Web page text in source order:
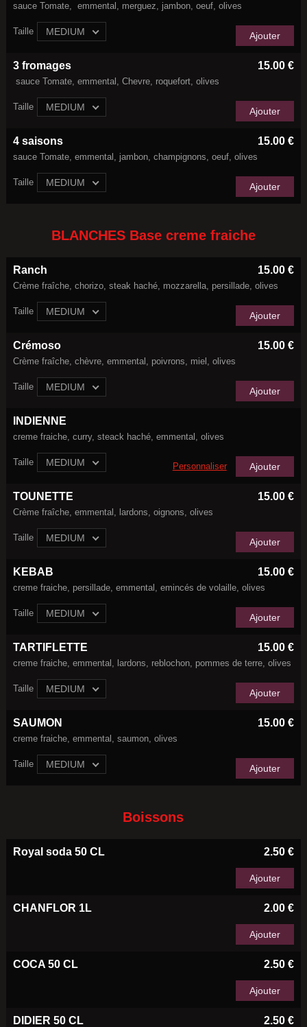
sauce Tomate, emmental, merguez, jambon, oeuf, olives
Taille MEDIUM Ajouter
15.00 €
3 fromages
sauce Tomate, emmental, Chevre, roquefort, olives
Taille MEDIUM Ajouter
15.00 €
4 saisons
sauce Tomate, emmental, jambon, champignons, oeuf, olives
Taille MEDIUM Ajouter
BLANCHES Base creme fraiche
15.00 €
Ranch
Crème fraîche, chorizo, steak haché, mozzarella, persillade, olives
Taille MEDIUM Ajouter
15.00 €
Crémoso
Crème fraîche, chèvre, emmental, poivrons, miel, olives
Taille MEDIUM Ajouter
INDIENNE
creme fraiche, curry, steack haché, emmental, olives
Taille MEDIUM Personnaliser Ajouter
15.00 €
TOUNETTE
Crème fraîche, emmental, lardons, oignons, olives
Taille MEDIUM Ajouter
15.00 €
KEBAB
creme fraiche, persillade, emmental, emincés de volaille, olives
Taille MEDIUM Ajouter
15.00 €
TARTIFLETTE
creme fraiche, emmental, lardons, reblochon, pommes de terre, olives
Taille MEDIUM Ajouter
15.00 €
SAUMON
creme fraiche, emmental, saumon, olives
Taille MEDIUM Ajouter
Boissons
2.50 €
Royal soda 50 CL
Ajouter
2.00 €
CHANFLOR 1L
Ajouter
2.50 €
COCA 50 CL
Ajouter
2.50 €
DIDIER 50 CL